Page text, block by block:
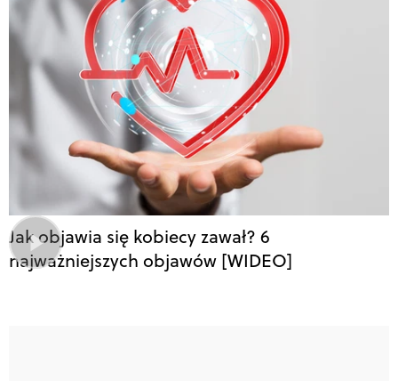
Jak objawia się kobiecy zawał? 6
najważniejszych objawów [WIDEO]